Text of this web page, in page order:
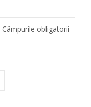
Câmpurile obligatorii